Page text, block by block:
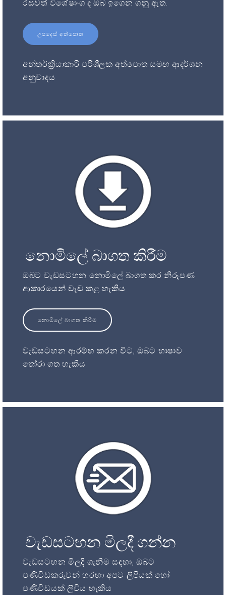
රසවත් විශේෂාංග ද ඔබ ඉගෙන ගනු ඇත.
උපදෙස් අත්පොත
අන්තර්ක්‍රියාකාරී පරිශීලක අත්පොත සමඟ ආදර්ශන
අනුවාදය
නොමිලේ බාගත කිරීම
ඔබට වැඩසටහන නොමිලේ බාගත කර නිරූපණ
ආකාරයෙන් වැඩ කළ හැකිය
නොමිලේ බාගත කිරීම
වැඩසටහන ආරම්භ කරන විට, ඔබට භාෂාව
තෝරා ගත හැකිය.
වැඩසටහන මිලදී ගන්න
වැඩසටහන මිලදී ගැනීම සඳහා, ඔබට
පණිවිඩකරුවන් හරහා අපට ලිපියක් හෝ
පණිවිඩයක් ලිවිය හැකිය